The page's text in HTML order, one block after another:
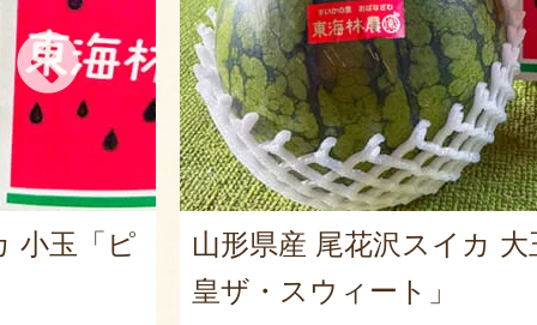
小玉「ピ
山形県産 尾花沢スイカ 大
皇ザ・スウィート」